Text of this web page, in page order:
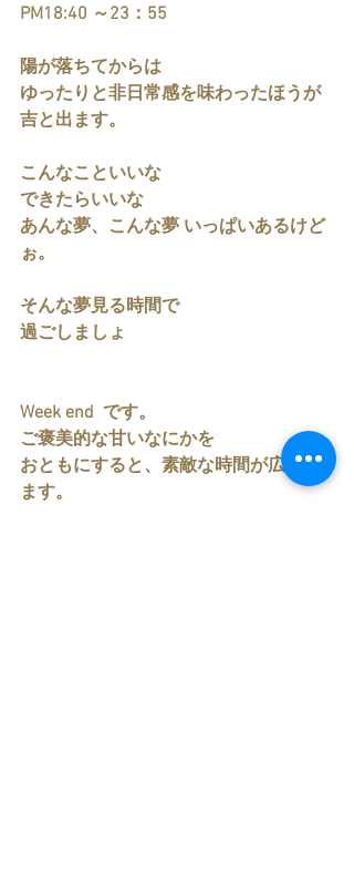
PM18:40 ～23：55
陽が落ちてからは
ゆったりと非日常感を味わったほうが
吉と出ます。
こんなこといいな
できたらいいな
あんな夢、こんな夢 いっぱいあるけど
ぉ。
そんな夢見る時間で
過ごしましょ
Week end  です。
ご褒美的な甘いなにかを
おともにすると、素敵な時間が広がり
ます。